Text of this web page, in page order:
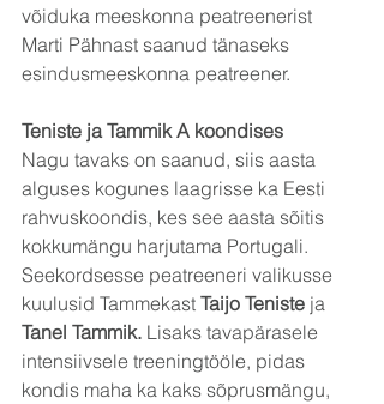
võiduka meeskonna peatreenerist
Marti Pähnast saanud tänaseks
esindusmeeskonna peatreener.
Teniste ja Tammik A koondises
Nagu tavaks on saanud, siis aasta
alguses kogunes laagrisse ka Eesti
rahvuskoondis, kes see aasta sõitis
kokkumängu harjutama Portugali.
Seekordsesse peatreeneri valikusse
kuulusid Tammekast Taijo Teniste ja
Tanel Tammik. Lisaks tavapärasele
intensiivsele treeningtööle, pidas
kondis maha ka kaks sõprusmängu,